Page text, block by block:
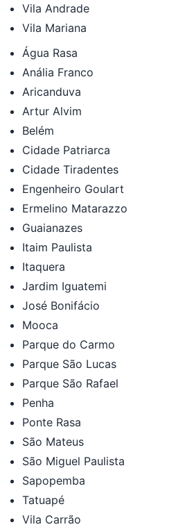
Vila Andrade
Vila Mariana
Água Rasa
Anália Franco
Aricanduva
Artur Alvim
Belém
Cidade Patriarca
Cidade Tiradentes
Engenheiro Goulart
Ermelino Matarazzo
Guaianazes
Itaim Paulista
Itaquera
Jardim Iguatemi
José Bonifácio
Mooca
Parque do Carmo
Parque São Lucas
Parque São Rafael
Penha
Ponte Rasa
São Mateus
São Miguel Paulista
Sapopemba
Tatuapé
Vila Carrão